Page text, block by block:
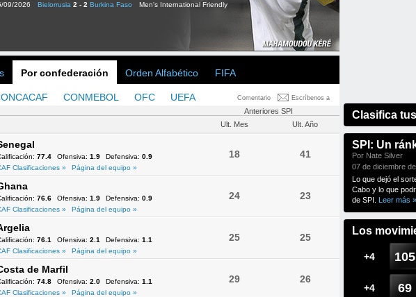
09/2026 Bielorrusia 2 - 2 Burkina Faso Men's International Friendly
Por confederación Orden Alfabético FIFA
Comentario Escríbenos a
CONMEBOL OFC UEFA
Anteriores SPI
Ult. Mes Ult. Año
77.4 Ofensiva: 1.9 Defensiva: 0.9
Clasificaciones »
Página del equipo »
18 41
76.6 Ofensiva: 1.9 Defensiva: 0.9
Clasificaciones »
Página del equipo »
24 23
76.1 Ofensiva: 2.1 Defensiva: 1.1
Clasificaciones »
Página del equipo »
25 25
de Marfil
74.8 Ofensiva: 2.0 Defensiva: 1.1
Clasificaciones »
Página del equipo »
29 26
Clasifica
SPI: Un
Por Nate Silver
07 de diciembre
Lo que dejó el
Cabo y lo que
de SPI. Leer más »
Los
+4 105
+4 69